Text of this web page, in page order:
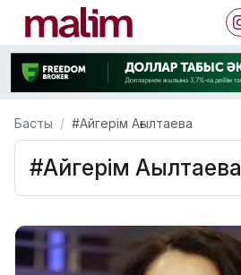
Басты #Айгерім Ағылтаева
#Айгерім Ағылтаева